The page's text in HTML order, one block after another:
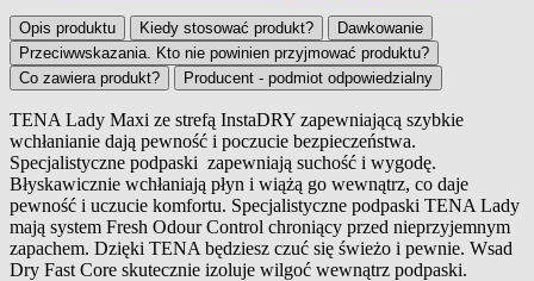
Opis produktu Kiedy stosować produkt?
Dawkowanie
Przeciwwskazania. Kto nie powinien przyjmować produktu?
Co zawiera produkt?
Producent - podmiot odpowiedzialny
Opis produktu
TENA Lady Maxi ze strefą InstaDRY zapewniającą szybkie
wchłanianie dają pewność i poczucie bezpieczeństwa.
Specjalistyczne podpaski zapewniają suchość i wygodę.
Błyskawicznie wchłaniają płyn i wiążą go wewnątrz, co daje
pewność i uczucie komfortu. Specjalistyczne podpaski TENA Lady
mają system Fresh Odour Control chroniący przed nieprzyjemnym
zapachem. Dzięki TENA będziesz czuć się świeżo i pewnie. Wsad
Dry Fast Core skutecznie izoluje wilgoć wewnątrz podpaski.